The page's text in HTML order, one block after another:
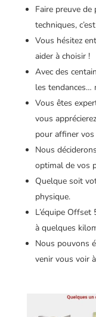
Faire preuve de
techniques,
Vous hésitez
aider à choisir !
Avec des
les tendances…
Vous êtes
vous
pour affiner vos
Nous
optimal de vos
Quelque soit
physique.
L’équipe
à quelques
Nous pouvons
venir vous voir